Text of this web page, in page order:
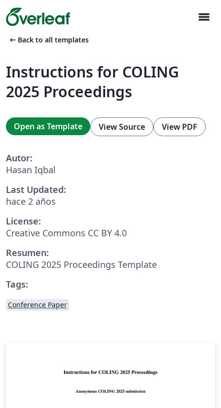
menu
arrow_left_alt Back to all templates
Instructions for COLING
2025 Proceedings
Open as Template View Source View PDF
Autor:
Hasan Iqbal
Last Updated:
hace 2 años
License:
Creative Commons CC BY 4.0
Resumen:
COLING 2025 Proceedings Template
Tags:
Conference Paper